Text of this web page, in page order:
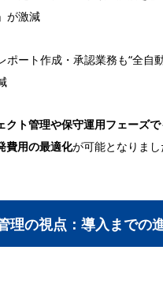
が激減
ポート作成・承認業務も“全自
クト管理や保守運用フェーズ
費用の最適化が可能となりまし
理の視点：導入までの